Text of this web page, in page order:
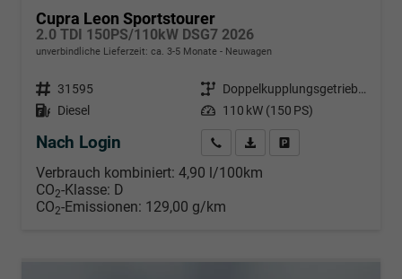
Cupra Leon Sportstourer
2.0 TDI 150PS/110kW DSG7 2026
unverbindliche Lieferzeit: ca. 3-5 Monate Neuwagen
Fahrzeugnr. 31595 Getriebe
Doppelkupplungsgetriebe (DSG)
Kraftstoff Diesel Leistung 110 kW (150 PS)
Nach Login Wir rufen Sie anPDF-Datei, Fahrzeugexposé
Verbrauch kombiniert: 4,90 l/100km
CO2-Klasse: D
CO2-Emissionen: 129,00 g/km